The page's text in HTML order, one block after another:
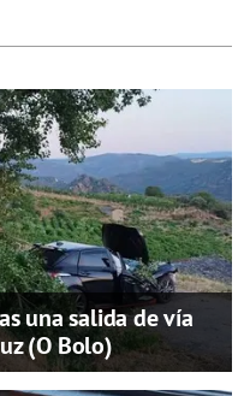
una salida de vía
(O Bolo)